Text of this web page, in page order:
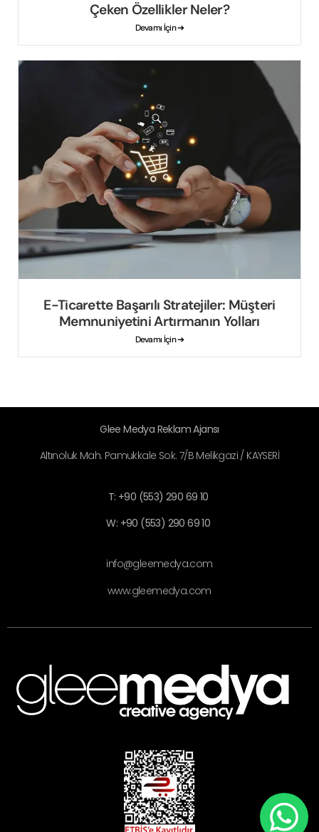
Çeken Özellikler Neler?
Devamı İçin ➔
E-Ticarette Başarılı Stratejiler: Müşteri
Memnuniyetini Artırmanın Yolları
Devamı İçin ➔
Glee Medya Reklam Ajansı
Altınoluk Mah. Pamukkale Sok. 7/B Melikgazi / KAYSERİ
T: +90 (553) 290 69 10
W: +90 (553) 290 69 10
info@gleemedya.com
www.gleemedya.com